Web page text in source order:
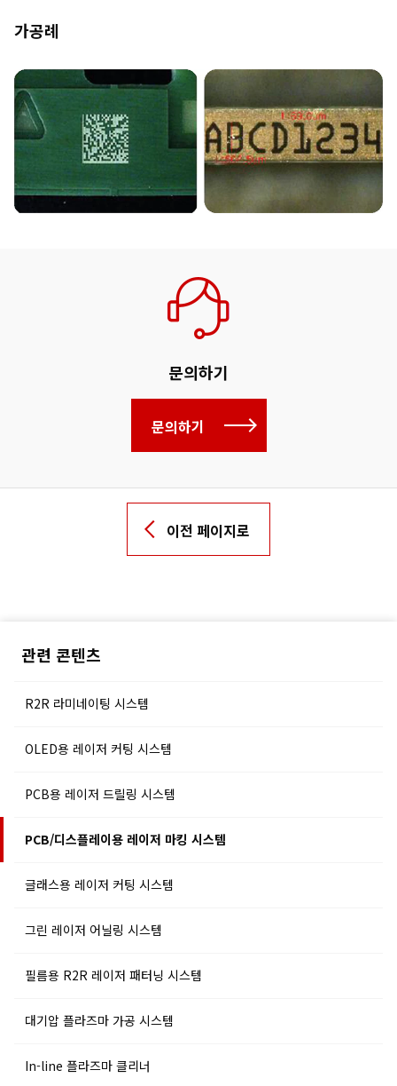
가공례
문의하기
문의하기
이전 페이지로
관련 콘텐츠
R2R 라미네이팅 시스템
OLED용 레이저 커팅 시스템
PCB용 레이저 드릴링 시스템
PCB/디스플레이용 레이저 마킹 시스템
글래스용 레이저 커팅 시스템
그린 레이저 어닐링 시스템
필름용 R2R 레이저 패터닝 시스템
대기압 플라즈마 가공 시스템
In-line 플라즈마 클리너